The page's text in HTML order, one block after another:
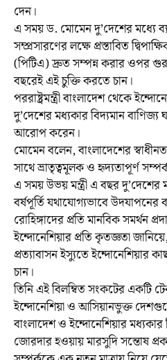
দেন।
এ সময় ড. মোমেন দু’দেশের মধ্যে
সম্প্রসারণের লক্ষে প্রস্তাবিত
(পিটিএ) দ্রুত সম্পন্ন করার ওপর
বছরেই এই চুক্তি করতে চান।
পররাষ্ট্রমন্ত্রী বাংলাদেশ থেকে
দু’দেশের মধ্যকার বিদ্যমান
আরোপ করেন।
মোমেন বলেন, বাংলাদেশের
সাথে ভ্রাতৃত্বমূলক ও হৃদ্যতাপূর্ণ
এ সময় উভয় মন্ত্রী এ বছর
বর্ষপূর্তি যথাযোগ্যভাবে
রোহিঙ্গাদের প্রতি মানবিক সমর্থন
ইন্দোনেশিয়ার প্রতি কৃতজ্ঞতা
প্রত্যাবাসন ইস্যুতে ইন্দোনেশিয়ার
চান।
তিনি এই বিলম্বিত সংকটের একটি
ইন্দোনেশিয়া ও আসিয়ানভুক্ত
বাংলাদেশ ও ইন্দোনেশিয়ার মধ্যকার
জোরদার হওয়ায় মারসুদি সন্তোষ